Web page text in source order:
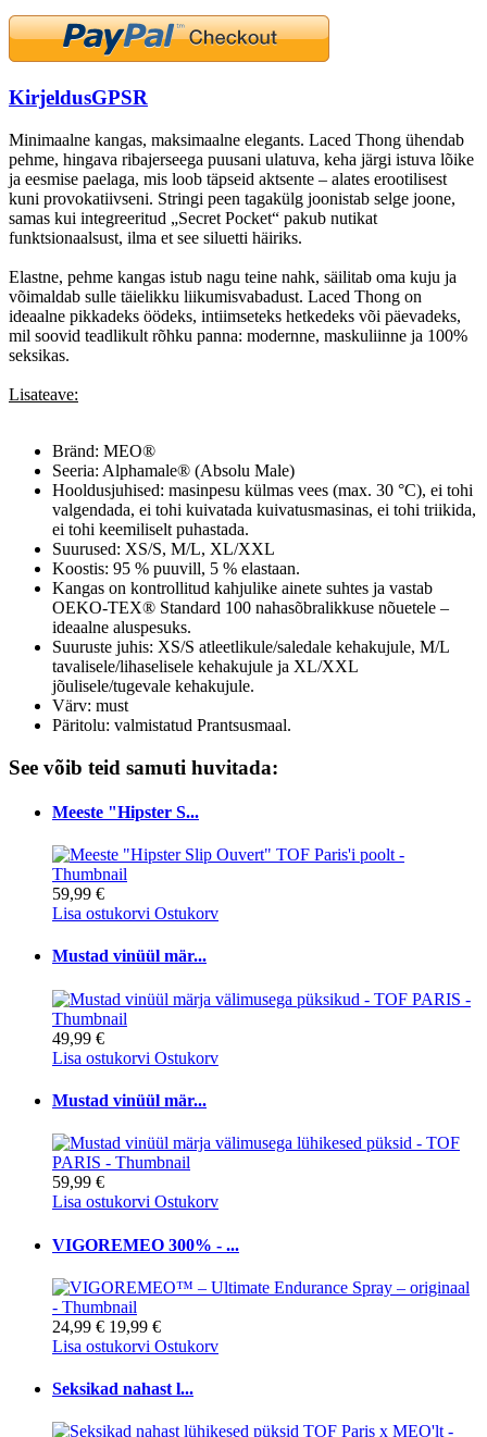
KirjeldusGPSR
Minimaalne kangas, maksimaalne elegants. Laced Thong ühendab
pehme, hingava ribajerseega puusani ulatuva, keha järgi istuva lõike
ja eesmise paelaga, mis loob täpseid aktsente – alates erootilisest
kuni provokatiivseni. Stringi peen tagakülg joonistab selge joone,
samas kui integreeritud „Secret Pocket“ pakub nutikat
funktsionaalsust, ilma et see siluetti häiriks.
Elastne, pehme kangas istub nagu teine nahk, säilitab oma kuju ja
võimaldab sulle täielikku liikumisvabadust. Laced Thong on
ideaalne pikkadeks öödeks, intiimseteks hetkedeks või päevadeks,
mil soovid teadlikult rõhku panna: modernne, maskuliinne ja 100%
seksikas.
Lisateave:
Bränd: MEO®
Seeria: Alphamale® (Absolu Male)
Hooldusjuhised: masinpesu külmas vees (max. 30 °C), ei tohi
valgendada, ei tohi kuivatada kuivatusmasinas, ei tohi triikida,
ei tohi keemiliselt puhastada.
Suurused: XS/S, M/L, XL/XXL
Koostis: 95 % puuvill, 5 % elastaan.
Kangas on kontrollitud kahjulike ainete suhtes ja vastab
OEKO-TEX® Standard 100 nahasõbralikkuse nõuetele –
ideaalne aluspesuks.
Suuruste juhis: XS/S atleetlikule/saledale kehakujule, M/L
tavalisele/lihaselisele kehakujule ja XL/XXL
jõulisele/tugevale kehakujule.
Värv: must
Päritolu: valmistatud Prantsusmaal.
See võib teid samuti huvitada:
Meeste "Hipster S...
59,99 €
Lisa ostukorvi Ostukorv
Mustad vinüül mär...
49,99 €
Lisa ostukorvi Ostukorv
Mustad vinüül mär...
59,99 €
Lisa ostukorvi Ostukorv
VIGOREMEO 300% - ...
24,99 € 19,99 €
Lisa ostukorvi Ostukorv
Seksikad nahast l...